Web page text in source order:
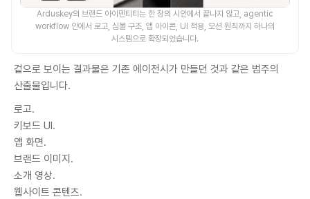
Arduskey의 브랜드 아이덴티티는 한 장의 시안에서 끝나지 않고, agentic
workflow 안에서 로고, 심볼 구조, 앱 아이콘, UI 적용, 모션 원칙까지 하나의
시스템으로 확장되었습니다.
겉으로 보이는 결과물은 기존 에이전시가 만들던 것과 같은 범주의
산출물입니다.
로고.
키보드 UI.
앱 화면.
브랜드 이미지.
소개 영상.
웹사이트 콘텐츠.